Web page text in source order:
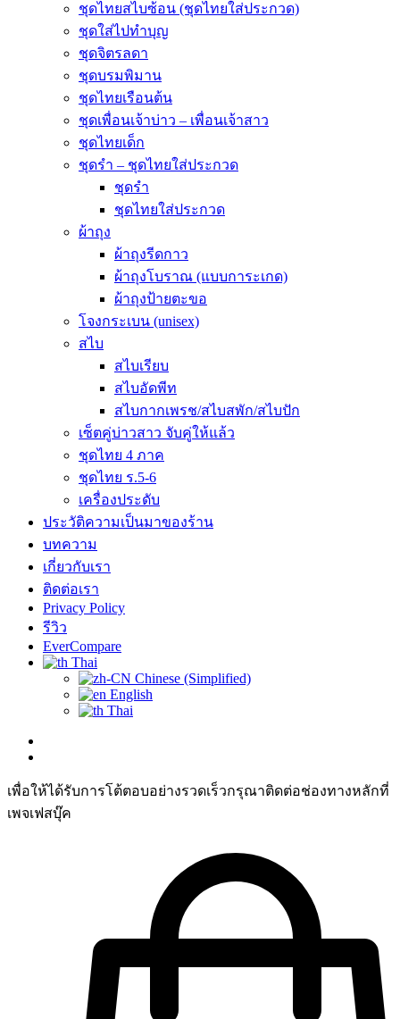
ชุดไทยสไบซ้อน (ชุดไทยใส่ประกวด)
ชุดใส่ไปทำบุญ
ชุดจิตรลดา
ชุดบรมพิมาน
ชุดไทยเรือนต้น
ชุดเพื่อนเจ้าบ่าว – เพื่อนเจ้าสาว
ชุดไทยเด็ก
ชุดรำ – ชุดไทยใส่ประกวด
ชุดรำ
ชุดไทยใส่ประกวด
ผ้าถุง
ผ้าถุงรีดกาว
ผ้าถุงโบราณ (แบบการะเกด)
ผ้าถุงป้ายตะขอ
โจงกระเบน (unisex)
สไบ
สไบเรียบ
สไบอัดพีท
สไบกากเพรช/สไบสพัก/สไบปัก
เซ็ตคู่บ่าวสาว จับคู่ให้แล้ว
ชุดไทย 4 ภาค
ชุดไทย ร.5-6
เครื่องประดับ
ประวัติความเป็นมาของร้าน
บทความ
เกี่ยวกับเรา
ติดต่อเรา
Privacy Policy
รีวิว
EverCompare
Thai
Chinese (Simplified)
English
Thai
เพื่อให้ได้รับการโต้ตอบอย่างรวดเร็วกรุณาติดต่อช่องทางหลักที่
เพจเฟสบุ๊ค